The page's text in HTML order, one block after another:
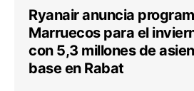
Ryanair anuncia
Marruecos para el
con 5,3 millones de
base en Rabat